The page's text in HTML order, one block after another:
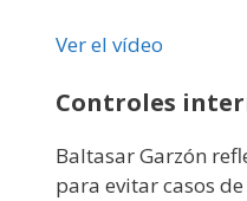
Ver el vídeo
Controles
Baltasar Garzón
para evitar casos